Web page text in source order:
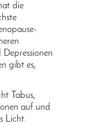
die
gibt es,
Tabus,
auf und
Licht.